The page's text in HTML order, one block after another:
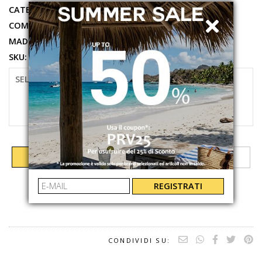
CATEGORIE:
ABBIGLIAMENTO,T-SHIRT
COMPOSIZIONE:
100%CO
MADE IN:
MACAO
SKU:
AUS000104349L
SELEZIONARE LA TAGLIA
M
AGGIUNGI AL CARRELLO
CONDIVIDI SU:
REGISTRATI